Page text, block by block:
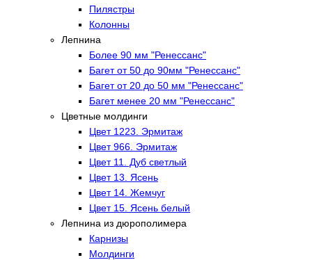
Пилястры
Колонны
Лепнина
Более 90 мм "Ренессанс"
Багет от 50 до 90мм "Ренессанс"
Багет от 20 до 50 мм "Ренессанс"
Багет менее 20 мм "Ренессанс"
Цветные молдинги
Цвет 1223. Эрмитаж
Цвет 966. Эрмитаж
Цвет 11. Дуб светлый
Цвет 13. Ясень
Цвет 14. Жемчуг
Цвет 15. Ясень белый
Лепнина из дюрополимера
Карнизы
Молдинги